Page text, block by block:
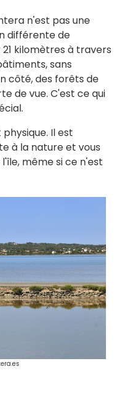
n'est pas une
différente de
kilomètres à travers
sans
côté, des forêts de
de vue. C'est ce qui
Il est
à la nature et vous
même si ce n'est